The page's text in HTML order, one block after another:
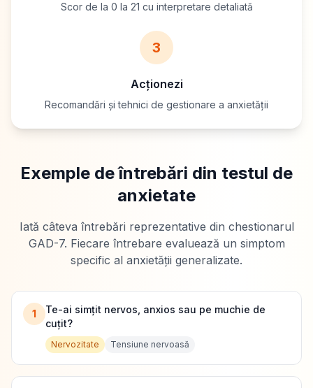
Scor de la 0 la 21 cu interpretare detaliată
3
Acționezi
Recomandări și tehnici de gestionare a anxietății
Exemple de întrebări din testul de
anxietate
Iată câteva întrebări reprezentative din chestionarul
GAD-7. Fiecare întrebare evaluează un simptom
specific al anxietății generalizate.
1
Te-ai simțit nervos, anxios sau pe muchie de
cuțit?
Nervozitate Tensiune nervoasă